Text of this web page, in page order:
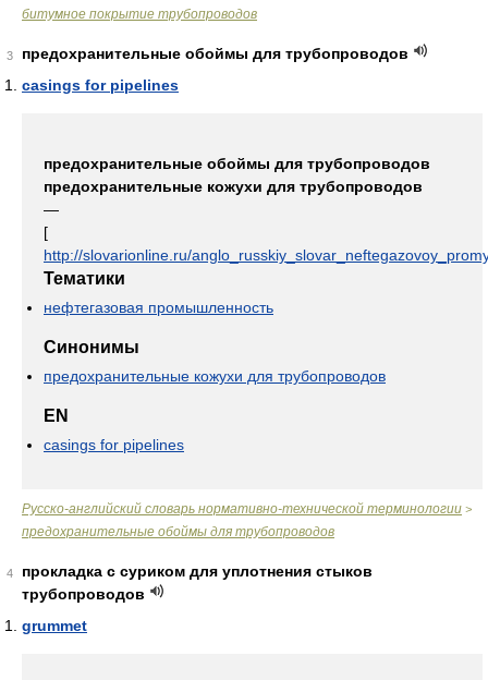
битумное покрытие трубопроводов
3
предохранительные обоймы для трубопроводов
casings for pipelines
предохранительные обоймы для трубопроводов
предохранительные кожухи для трубопроводов
—
[
http://slovarionline.ru/
Тематики
нефтегазовая промышленность
Синонимы
предохранительные кожухи для трубопроводов
EN
casings for pipelines
Русско-английский словарь нормативно-технической терминологии >
предохранительные обоймы для трубопроводов
4
прокладка с суриком для уплотнения стыков
трубопроводов
grummet